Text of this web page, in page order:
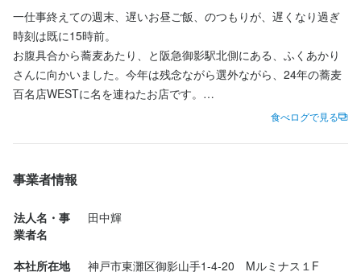
一仕事終えての週末、遅いお昼ご飯、のつもりが、遅くなり過ぎ
時刻は既に15時前。
お腹具合から蕎麦あたり、と阪急御影駅北側にある、ふくあかり
さんに向かいました。今年は残念ながら選外ながら、24年の蕎麦
百名店WESTに名を連ねたお店です。
んも「茶房 福灯」に変わっている。がががん！どうしよう！
そんな自分の目の前を店員さんが通ったので、思わず「すみませ
ん、お蕎麦ってやっぱり頂けないです？」と聞いてみます。する
り、すぐに「今、店主が蕎麦を打っているので、少し待って頂け
食べログで見る
事業者情報
法人名・事
業者名
田中輝
本社所在地
神戸市東灘区御影山手1-4-20　Mルミナス１F
最終更新日2025/09/26